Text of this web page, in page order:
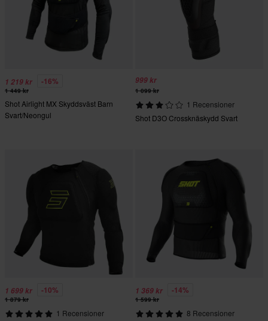
1 219 kr -16%
1 449 kr
Shot Airlight MX Skyddsväst Barn
Svart/Neongul
999 kr
1 099 kr
1 Recensioner
Shot D3O Crossknäskydd Svart
1 699 kr -10%
1 879 kr
1 Recensioner
1 369 kr -14%
1 599 kr
8 Recensioner